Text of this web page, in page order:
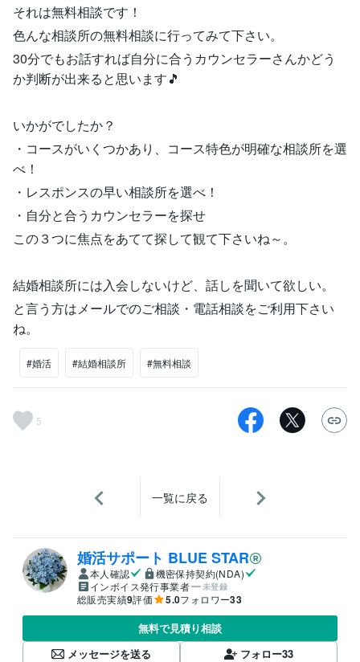
それは無料相談です！
色んな相談所の無料相談に行ってみて下さい。
30分でもお話すれば自分に合うカウンセラーさんかどう
か判断が出来ると思います🎵
いかがでしたか？
・コースがいくつかあり、コース特色が明確な相談所を選
べ！
・レスポンスの早い相談所を選べ！
・自分と合うカウンセラーを探せ
この３つに焦点をあてて探して観て下さいね～。
結婚相談所には入会しないけど、話しを聞いて欲しい。
と言う方はメールでのご相談・電話相談をご利用下さい
ね。
#婚活 #結婚相談所 #無料相談
5
一覧に戻る
婚活サポート BLUE STAR
本人確認
機密保持契約(NDA)
インボイス発行事業者
未登録
総販売実績9評価 5.0フォロワー33
無料で見積り相談
メッセージを送る
フォロー33